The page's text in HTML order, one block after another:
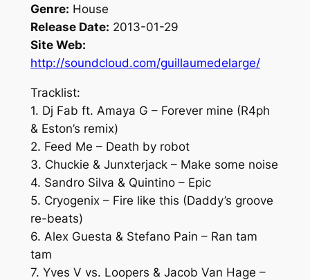
Genre: House
Release Date: 2013-01-29
Site Web:
http://soundcloud.com/guillaumedelarge/
Tracklist:
1. Dj Fab ft. Amaya G – Forever mine (R4ph
& Eston’s remix)
2. Feed Me – Death by robot
3. Chuckie & Junxterjack – Make some noise
4. Sandro Silva & Quintino – Epic
5. Cryogenix – Fire like this (Daddy’s groove
re-beats)
6. Alex Guesta & Stefano Pain – Ran tam
tam
7. Yves V vs. Loopers & Jacob Van Hage –